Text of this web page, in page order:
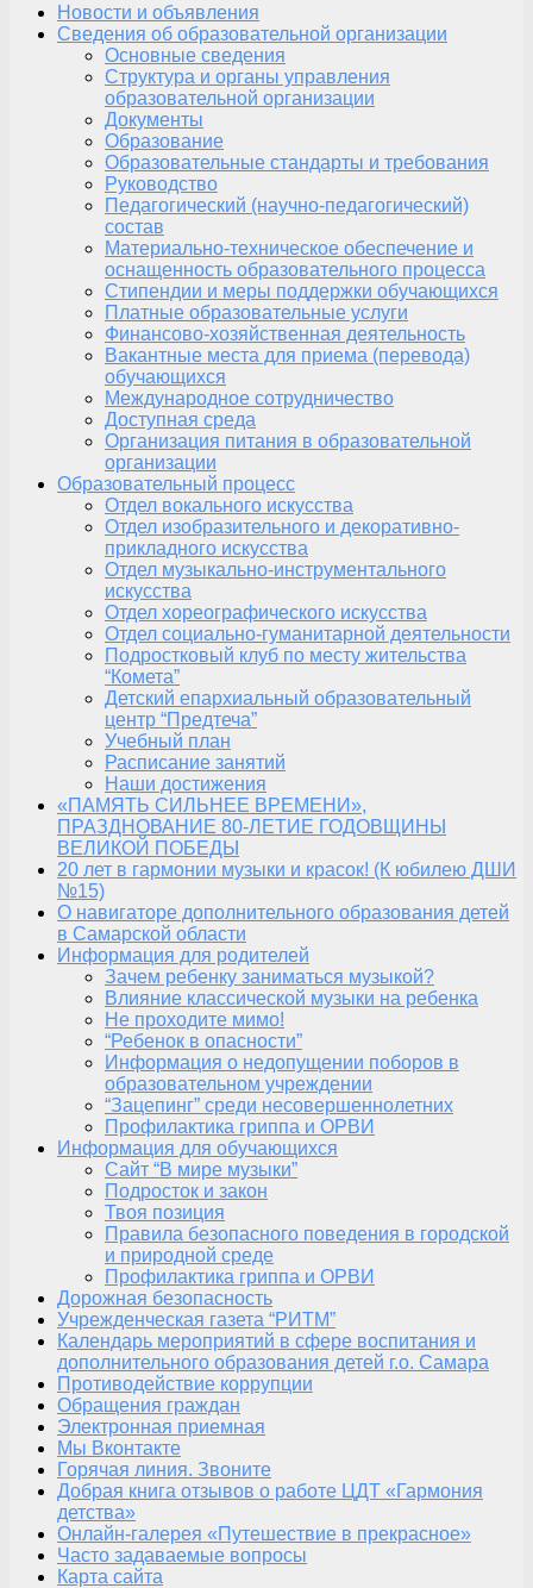
Новости и объявления
Сведения об образовательной организации
Основные сведения
Структура и органы управления
образовательной организации
Документы
Образование
Образовательные стандарты и требования
Руководство
Педагогический (научно-педагогический)
состав
Материально-техническое обеспечение и
оснащенность образовательного процесса
Стипендии и меры поддержки обучающихся
Платные образовательные услуги
Финансово-хозяйственная деятельность
Вакантные места для приема (перевода)
обучающихся
Международное сотрудничество
Доступная среда
Организация питания в образовательной
организации
Образовательный процесс
Отдел вокального искусства
Отдел изобразительного и декоративно-
прикладного искусства
Отдел музыкально-инструментального
искусства
Отдел хореографического искусства
Отдел социально-гуманитарной деятельности
Подростковый клуб по месту жительства
“Комета”
Детский епархиальный образовательный
центр “Предтеча”
Учебный план
Расписание занятий
Наши достижения
«ПАМЯТЬ СИЛЬНЕЕ ВРЕМЕНИ»,
ПРАЗДНОВАНИЕ 80-ЛЕТИЕ ГОДОВЩИНЫ
ВЕЛИКОЙ ПОБЕДЫ
20 лет в гармонии музыки и красок! (К юбилею ДШИ
№15)
О навигаторе дополнительного образования детей
в Самарской области
Информация для родителей
Зачем ребенку заниматься музыкой?
Влияние классической музыки на ребенка
Не проходите мимо!
“Ребенок в опасности”
Информация о недопущении поборов в
образовательном учреждении
“Зацепинг” среди несовершеннолетних
Профилактика гриппа и ОРВИ
Информация для обучающихся
Сайт “В мире музыки”
Подросток и закон
Твоя позиция
Правила безопасного поведения в городской
и природной среде
Профилактика гриппа и ОРВИ
Дорожная безопасность
Учрежденческая газета “РИТМ”
Календарь мероприятий в сфере воспитания и
дополнительного образования детей г.о. Самара
Противодействие коррупции
Обращения граждан
Электронная приемная
Мы Вконтакте
Горячая линия. Звоните
Добрая книга отзывов о работе ЦДТ «Гармония
детства»
Онлайн-галерея «Путешествие в прекрасное»
Часто задаваемые вопросы
Карта сайта